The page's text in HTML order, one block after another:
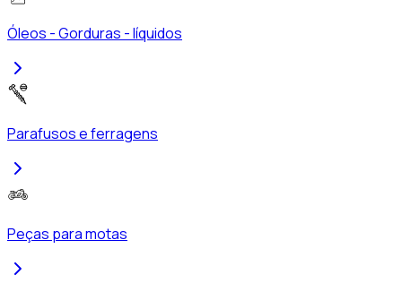
Óleos - Gorduras - líquidos
Parafusos e ferragens
Peças para motas